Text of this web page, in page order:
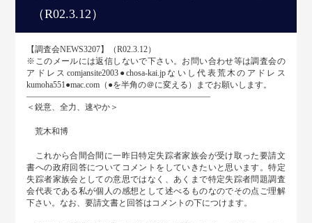
（R02.3.12）
【調査会NEWS3207】（R02.3.12）
※このメールには返信しないで下さい。お問い合わせ等は調査会の
アドレスcomjansite2003●chosa-kai.jpないし代表荒木のアドレス
kumoha551●mac.com（●を半角の＠に変える）までお願いします。
――――――――――――――――――――――
＜鋭意、全力、速やか＞
荒木和博
これから合間合間に一昨日特定失踪者家族会が受け取った要請文
書への政府回答についてコメントをしていきたいと思います。特定
失踪者家族会としての意思ではなく、あくまで特定失踪者問題調査
会代表である私が個人の感想として述べるものなのでその点ご理解
下さい。なお、要請文書と回答はコメントの下につけます。